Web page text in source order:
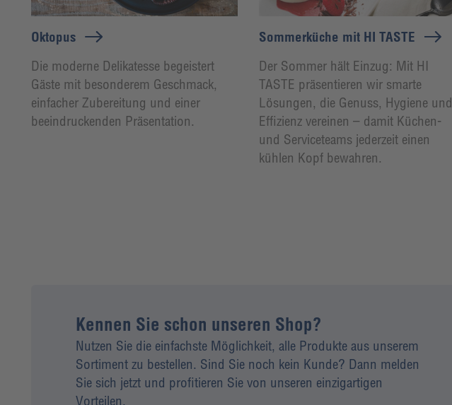
Oktopus
Die moderne Delikatesse begeistert
Gäste mit besonderem Geschmack,
einfacher Zubereitung und einer
beeindruckenden Präsentation.
Sommerküche mit HI TASTE
Der Sommer hält Einzug: Mit HI
TASTE präsentieren wir smarte
Lösungen, die Genuss, Hygiene und
Effizienz vereinen – damit Küchen-
und Serviceteams jederzeit einen
kühlen Kopf bewahren.
Kennen Sie schon unseren Shop?
Nutzen Sie die einfachste Möglichkeit, alle Produkte aus unserem
Sortiment zu bestellen. Sind Sie noch kein Kunde? Dann melden
Sie sich jetzt und profitieren Sie von unseren einzigartigen
Vorteilen.